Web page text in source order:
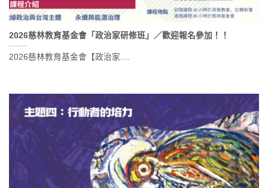
2026慈林教育基金會「政治家研修班」／歡迎報名參加！！
2026慈林教育基金會【政治家....